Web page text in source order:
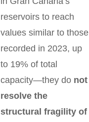
reservoirs to reach
values similar to those
recorded in 2023, up
to 19% of total
capacity—they do not
resolve the
structural fragility of